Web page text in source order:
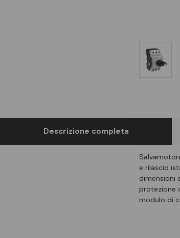
Descrizione completa
e rilascio
dimensioni
protezione
modulo di